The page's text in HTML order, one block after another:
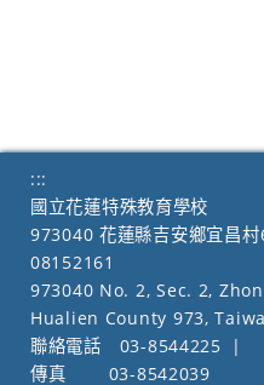
:::
國立花蓮特殊教育學校
973040 花蓮縣吉安鄉宜昌
08152161
973040 No. 2, Sec. 2,
Hualien County 973,
聯絡電話
03-8544225
|
傳真
03-8542039